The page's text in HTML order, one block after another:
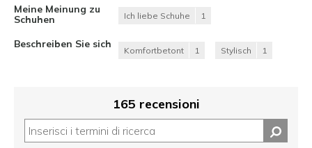
Meine Meinung zu
Schuhen
Ich liebe Schuhe 1
Beschreiben Sie sich
Komfortbetont 1 Stylisch 1
165 recensioni